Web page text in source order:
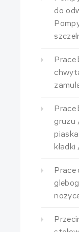
do
Prace
Prace
gruzu
Prace